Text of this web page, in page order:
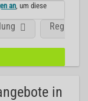
an , um diese
Region
in